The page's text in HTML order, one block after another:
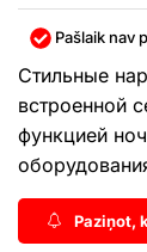
Pašlaik nav
Стильные
встроенной
функцией
Paziņot,